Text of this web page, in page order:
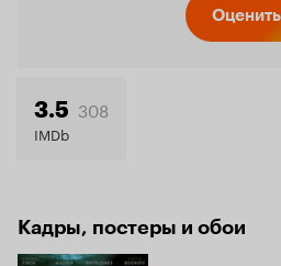
Оценить
3.5 308
IMDb
Кадры, постеры и обои